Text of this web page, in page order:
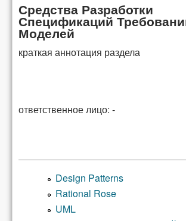
Средства Разработки
Спецификаций
Моделей
краткая аннотация раздела
ответственное лицо: -
Design Patterns
Rational Rose
UML